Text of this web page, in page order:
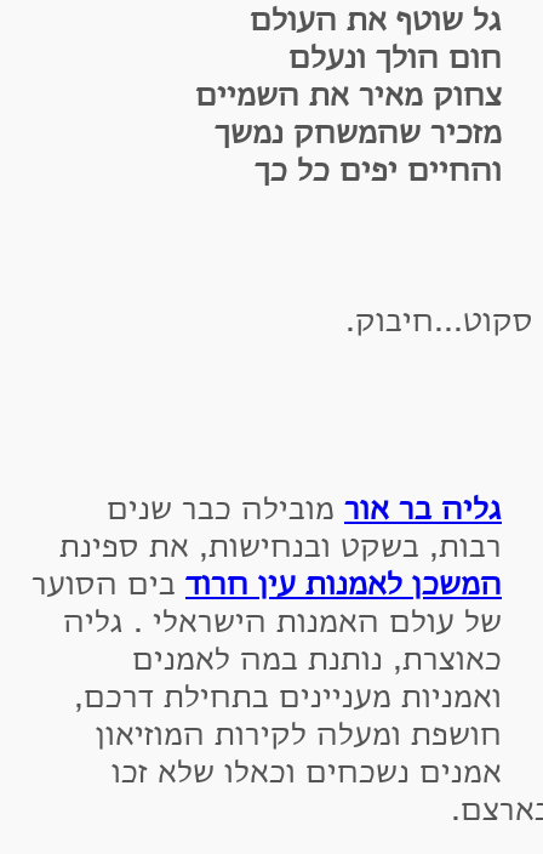
שוטף את העולם
הולך ונעלם
מאיר את השמיים
שהמשחק נמשך
יפים כל כך
בר אור מובילה כבר שנים
בשקט ובנחישות, את ספינת
לאמנות עין חרודבים הסוער
עולם האמנות הישראלי . גליה
נותנת במה לאמנים
מעניינים בתחילת דרכם,
ומעלה לקירות המוזיאון
נשכחים וכאלו שלא זכו